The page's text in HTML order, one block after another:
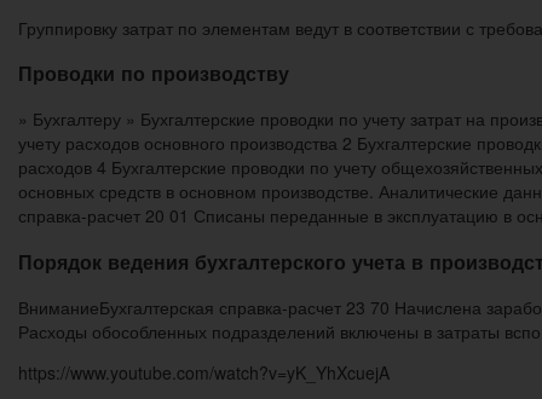
Группировку затрат по элементам ведут в соответствии с
Проводки по производству
» Бухгалтеру » Бухгалтерские проводки по учету затрат на
учету расходов основного производства 2 Бухгалтерские
расходов 4 Бухгалтерские проводки по учету
основных средств в основном производстве. Аналитические
справка-расчет 20 01 Списаны переданные в эксплуатацию в
Порядок ведения бухгалтерского учета в
ВниманиеБухгалтерская справка-расчет 23 70 Начислена
Расходы обособленных подразделений включены в затраты
https://www.youtube.com/watch?v=yK_YhXcuejA